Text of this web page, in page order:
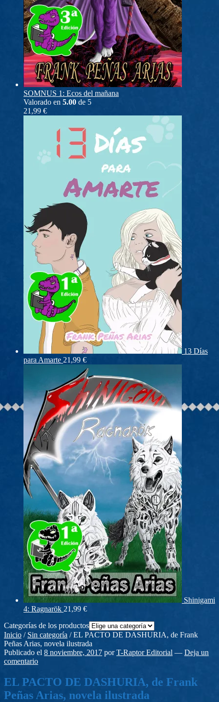
SOMNUS 1: Ecos del mañana
Valorado en 5.00 de 5
21,99 €
13 Días
para Amarte 21,99 €
Shinigami
4: Ragnarök 21,99 €
Categorías de los productos
Inicio / Sin categoría /EL PACTO DE DASHURIA, de Frank
Peñas Arias, novela ilustrada
Publicado el 8 noviembre, 2017 porT-Raptor Editorial — Deja un
comentario
EL PACTO DE DASHURIA, de Frank
Peñas Arias, novela ilustrada